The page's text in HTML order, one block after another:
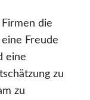
die
Freude
eine
zu
zu